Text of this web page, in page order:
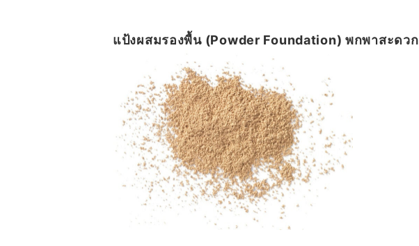
แป้งผสมรองพื้น (Powder Foundation) พกพาสะดวก